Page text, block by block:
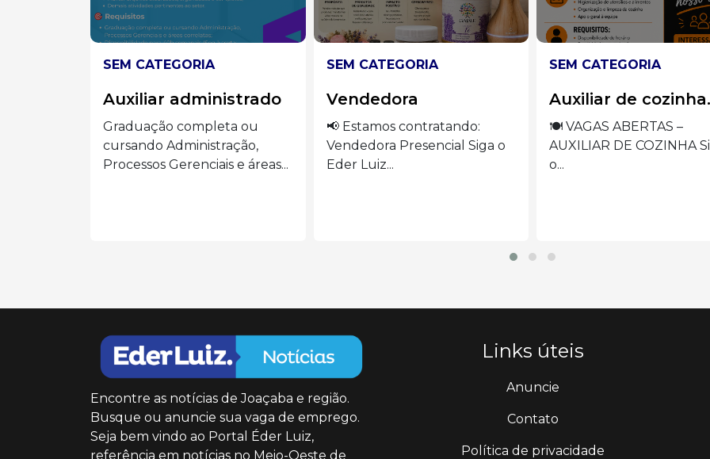
SEM CATEGORIA
Vendedora
📢 Estamos contratando:
Vendedora Presencial Siga o
Eder Luiz...
SEM CATEGORIA
Auxiliar de cozinha.
🍽️ VAGAS ABERTAS –
AUXILIAR DE COZINHA Siga
o...
SEM CATEGORIA
Operadora de
máquina de
VAGA ABERTA –
OPERADORA DE
Encontre as notícias de Joaçaba e região.
Busque ou anuncie sua vaga de emprego.
Seja bem vindo ao Portal Éder Luiz,
referência em notícias no Meio-Oeste de
Links úteis
Anuncie
Contato
Política de privacidade